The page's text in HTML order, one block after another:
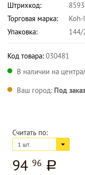
Штрихкод:
Торговая марка:
Упаковка:
144/
Код товара: 030481
В наличии на
Ваш город: Под заказ
Считать по:
1 шт.
94 96 a